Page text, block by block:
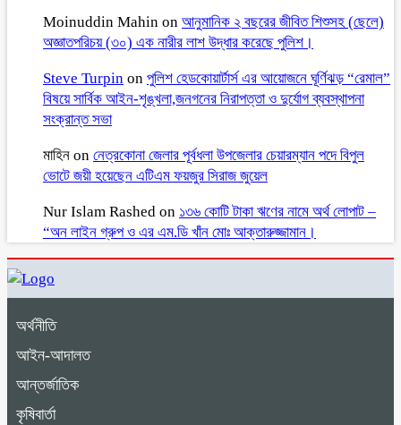
Moinuddin Mahin on আনুমানিক ২ বছরের জীবিত শিশুসহ (ছেলে)
অজ্ঞাতপরিচয় (৩০) এক নারীর লাশ উদ্ধার করেছে পুলিশ।
Steve Turpin on পুলিশ হেডকোয়ার্টার্স এর আয়োজনে ঘূর্ণিঝড় “রেমাল”
বিষয়ে সার্বিক আইন-শৃঙ্খলা,জনগনের নিরাপত্তা ও দুর্যোগ ব্যবস্থাপনা
সংক্রান্ত সভা
মাহিন on নেত্রকোনা জেলার পূর্বধলা উপজেলার চেয়ারম্যান পদে বিপুল
ভোটে জয়ী হয়েছেন এটিএম ফয়জুর সিরাজ জুয়েল
Nur Islam Rashed on ১৩৬ কোটি টাকা ঋণের নামে অর্থ লোপাট –
“অন লাইন গ্রুপ ও এর এম.ডি খাঁন মোঃ আক্তারুজ্জামান।
অর্থনীতি
আইন-আদালত
আন্তর্জাতিক
কৃষিবার্তা